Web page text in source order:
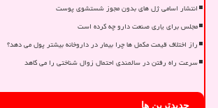
انتشار اسامی ژل های بدون مجوز شستشوی پوست
مجلس برای یاری صنعت دارو چه کرده است
راز اختلاف قیمت مکمل ها چرا بیمار در داروخانه بیشتر پول می دهد؟
سرعت راه رفتن در سالمندی احتمال زوال شناختی را می کاهد
جدیدترین ها